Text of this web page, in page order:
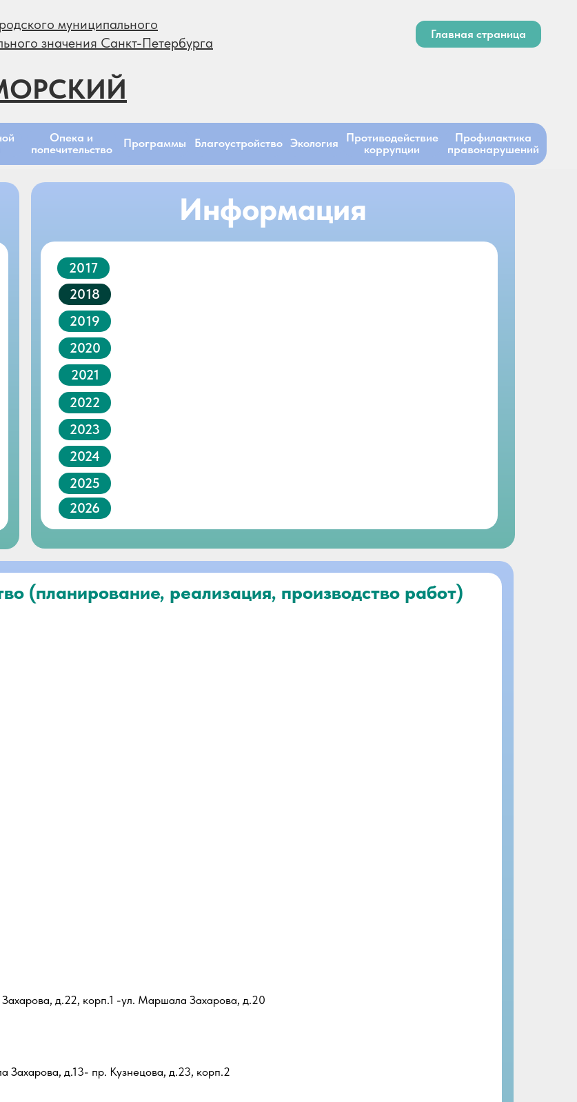
муниципального
значения Санкт-Петербурга
Опека и
попечительство
Главная страница
Благоустройство Экология
Противодействие
коррупции
Профилактика
правонарушений
Программы
Информация
(планирование, реализация, производство работ)
д.22, корп.1 -ул. Маршала Захарова, д.20
д.13- пр. Кузнецова, д.23, корп.2
2025
2026
2024
2023
2022
2021
2020
2019
2017
2018